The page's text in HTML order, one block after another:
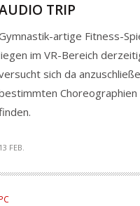
TRIP
artige Fitness-
im VR-Bereich
sich da
Choreographien
FEB.